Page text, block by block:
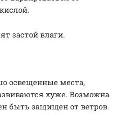
застой влаги.
освещенные места,
хуже. Возможна
быть защищен от ветров.